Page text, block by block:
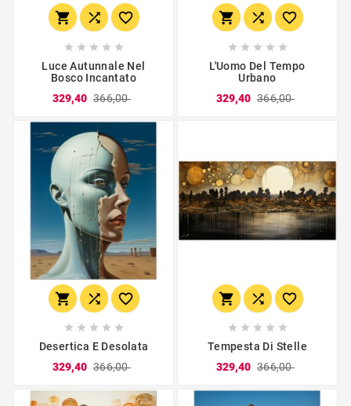
  
    
Luce Autunnale Nel
Bosco Incantato
329,40 366,00
  
    
L'Uomo Del Tempo
Urbano
329,40 366,00
  
    
Desertica E Desolata
329,40 366,00
  
    
Tempesta Di Stelle
329,40 366,00